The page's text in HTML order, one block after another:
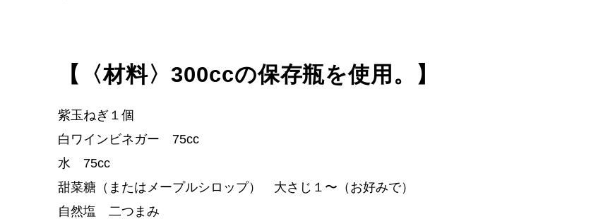
【〈材料〉300ccの保存瓶を使用。】
紫玉ねぎ１個
白ワインビネガー 75cc
水 75cc
甜菜糖（またはメープルシロップ） 大さじ１〜（お好みで）
自然塩 二つまみ